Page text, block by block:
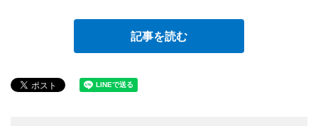
記事を読む